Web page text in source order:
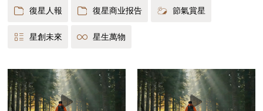
復星人報 復星商业报告 節氣賞星
星創未來 星生萬物